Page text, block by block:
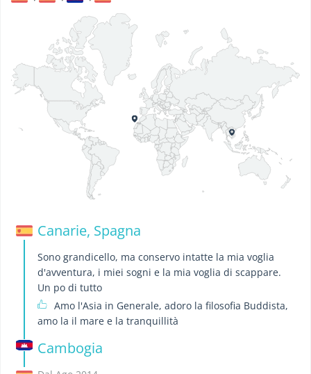
Canarie, Spagna
Sono grandicello, ma conservo intatte la mia voglia
d'avventura, i miei sogni e la mia voglia di scappare.
Un po di tutto
Amo l'Asia in Generale, adoro la filosofia Buddista,
amo la il mare e la tranquillità
Cambogia